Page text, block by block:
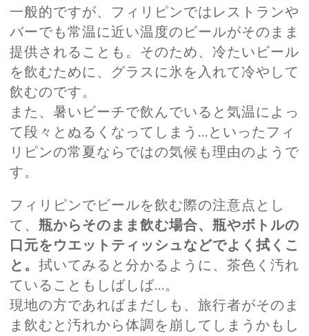
一般的ですが、フィリピンではレストランや
バーでも常温に近い温度のビールがそのまま
提供されることも。そのため、冷たいビール
を飲むために、グラスに氷を入れて冷やして
飲むのです。
また、暑いビーチで飲んでいると気温によっ
て段々とぬるくなってしまう…といったフィ
リピンの常夏ならではの気候も理由のようで
す。
フィリピンでビールを飲む際の注意点とし
て、 瓶からそのまま飲む場合、瓶やボトルの
口元をウエットティッシュなどでよく拭くこ
と。 拭いてみると分かるように、茶色く汚れ
ていることもしばしば…。
現地の方であればまだしも、旅行者がそのま
ま飲むと汚れから体調を崩してしまうかもし